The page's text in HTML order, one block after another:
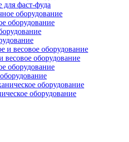
для фаст-фуда
оборудование
весовое оборудование
оборудование